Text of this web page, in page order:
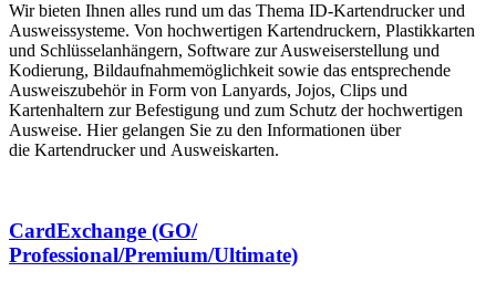
Wir bieten Ihnen alles rund um das Thema ID-Kartendrucker und
Ausweissysteme. Von hochwertigen Kartendruckern, Plastikkarten
und Schlüsselanhängern, Software zur Ausweiserstellung und
Kodierung, Bildaufnahmemöglichkeit sowie das entsprechende
Ausweiszubehör in Form von Lanyards, Jojos, Clips und
Kartenhaltern zur Befestigung und zum Schutz der hochwertigen
Ausweise. Hier gelangen Sie zu den Informationen über
die Kartendruckerund Ausweiskarten.
CardExchange (GO/
Professional/Premium/Ultimate)